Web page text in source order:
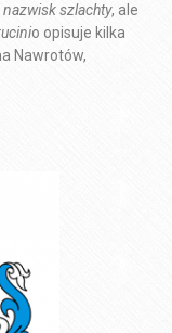
szlachty, ale
o opisuje kilka
Nawrotów,